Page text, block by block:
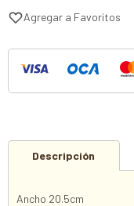
Descripción
Ancho 20.5cm